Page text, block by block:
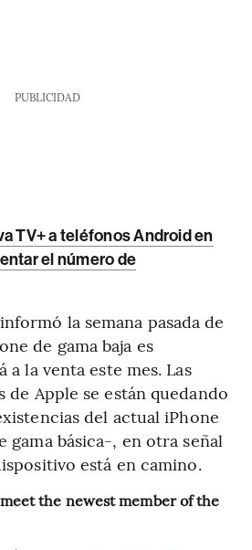
PUBLICIDAD
TV+ a teléfonos Android en
el número de
la semana pasada de
de gama baja es
la venta este mes. Las
de Apple se están quedando
del actual iPhone
gama básica-, en otra señal
está en camino.
the newest member of the